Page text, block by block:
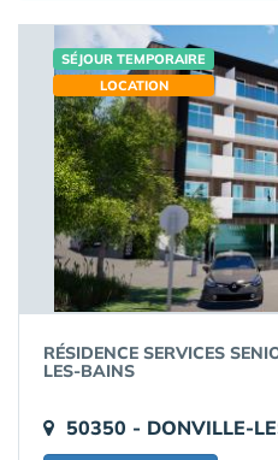
SÉJOUR TEMPORAIRE
LOCATION
RÉSIDENCE SERVICES
LES-BAINS
50350 - DONVILLE-